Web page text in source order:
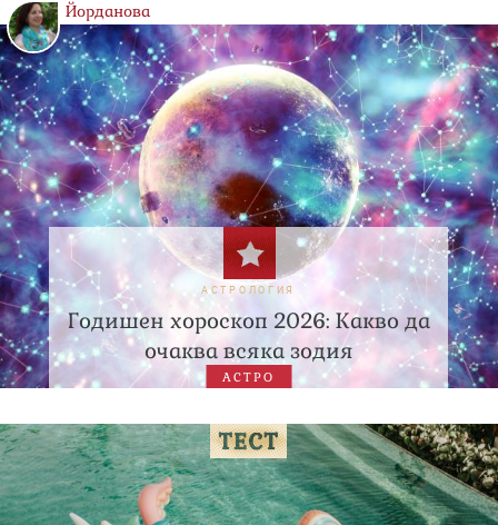
Йорданова
АСТРОЛОГИЯ
Годишен хороскоп 2026: Какво да
очаква всяка зодия
АСТРО